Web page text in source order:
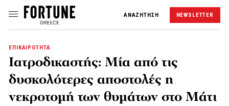
ΑΝΑΖΗΤΗΣΗ NEWSLETTER
ΕΠΙΚΑΙΡΟΤΗΤΑ
Ιατροδικαστής: Μία από τις
δυσκολότερες αποστολές η
νεκροτομή των θυμάτων στο Μάτι